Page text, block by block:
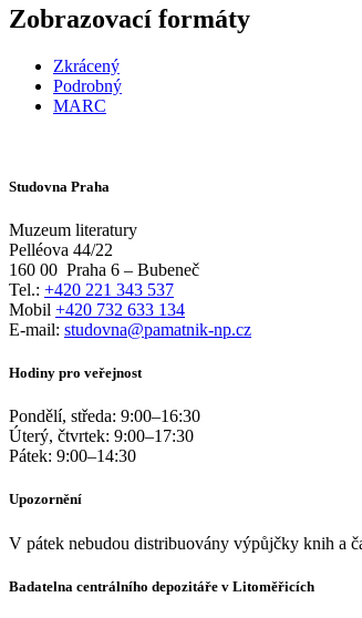
Zobrazovací formáty
Zkrácený
Podrobný
MARC
Studovna Praha
Muzeum literatury
Pelléova 44/22
160 00 Praha 6 – Bubeneč
Tel.: +420 221 343 537
Mobil +420 732 633 134
E-mail: studovna@pamatnik-np.cz
Hodiny pro veřejnost
Pondělí, středa: 9:00–16:30
Úterý, čtvrtek: 9:00–17:30
Pátek: 9:00–14:30
Upozornění
V pátek nebudou distribuovány výpůjčky knih a
Badatelna centrálního depozitáře v Litoměřicích